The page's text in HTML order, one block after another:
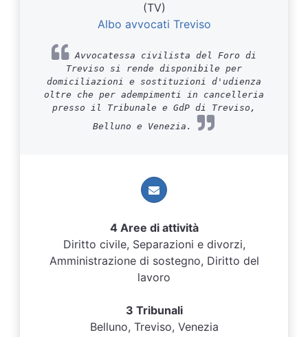
(TV)
Albo avvocati Treviso
Avvocatessa civilista del Foro di
Treviso si rende disponibile per
domiciliazioni e sostituzioni d'udienza
oltre che per adempimenti in cancelleria
presso il Tribunale e GdP di Treviso,
Belluno e Venezia.
4 Aree di attività
Diritto civile, Separazioni e divorzi,
Amministrazione di sostegno, Diritto del
lavoro
3 Tribunali
Belluno, Treviso, Venezia